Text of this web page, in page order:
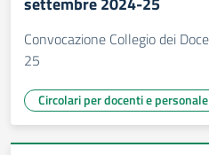
Convocazione Collegio dei
25
Circolari per docenti e personale